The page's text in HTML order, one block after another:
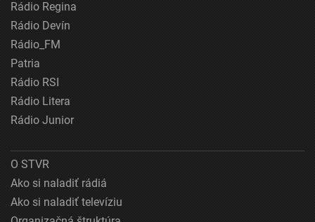
Rádio Regina
Rádio Devín
Rádio_FM
Patria
Rádio RSI
Rádio Litera
Rádio Junior
O STVR
Ako si naladiť rádiá
Ako si naladiť televíziu